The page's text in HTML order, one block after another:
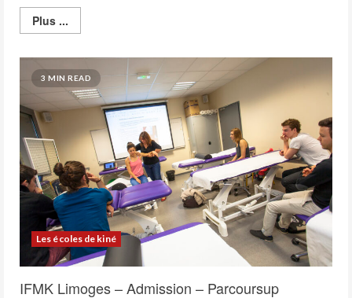
Plus ...
more
études
de
kiné
2020
Les
voies
d’accès
3 MIN READ
Les écoles de kiné
IFMK Limoges – Admission – Parcoursup